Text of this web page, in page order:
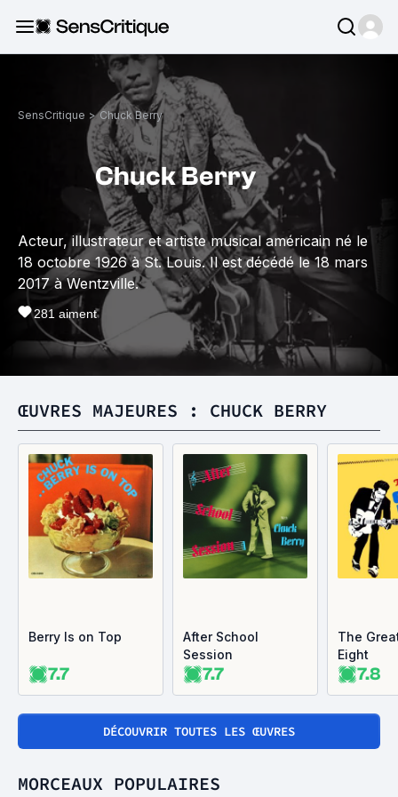
SensCritique > Chuck Berry
Chuck Berry
Acteur, illustrateur et artiste musical américain né le
18 octobre 1926 à St. Louis. Il est décédé le 18 mars
2017 à Wentzville.
281 aiment
ŒUVRES MAJEURES : CHUCK BERRY
Berry Is on Top
7.7
After School
Session
7.7
The
Eight
7.8
DÉCOUVRIR TOUTES LES ŒUVRES
MORCEAUX POPULAIRES